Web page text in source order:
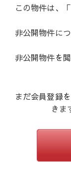
この物件は、
非公開物件に
非公開物件を
まだ会員登録
きま